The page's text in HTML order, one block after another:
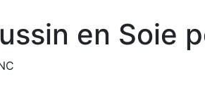
en Soie